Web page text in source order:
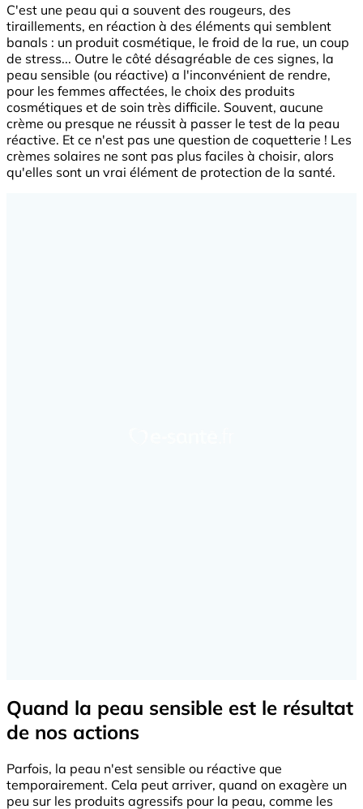
C'est une peau qui a souvent des rougeurs, des
tiraillements, en réaction à des éléments qui semblent
banals : un produit cosmétique, le froid de la rue, un coup
de stress... Outre le côté désagréable de ces signes, la
peau sensible (ou réactive) a l'inconvénient de rendre,
pour les femmes affectées, le choix des produits
cosmétiques et de soin très difficile. Souvent, aucune
crème ou presque ne réussit à passer le test de la peau
réactive. Et ce n'est pas une question de coquetterie ! Les
crèmes solaires ne sont pas plus faciles à choisir, alors
qu'elles sont un vrai élément de protection de la santé.
Quand la peau sensible est le résultat
de nos actions
Parfois, la peau n'est sensible ou réactive que
temporairement. Cela peut arriver, quand on exagère un
peu sur les produits agressifs pour la peau, comme les